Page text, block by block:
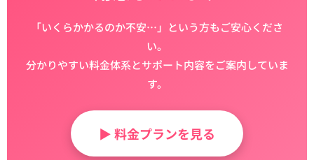
「いくらかかるのか不安…」という方もご安心くださ
い。
分かりやすい料金体系とサポート内容をご案内していま
す。
▶ 料金プランを見る